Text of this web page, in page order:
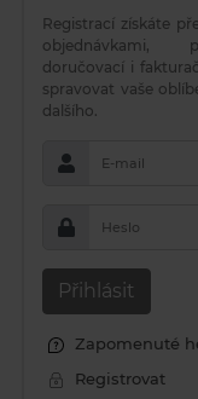
Registrací získáte
objednávkami,
doručovací i
spravovat vaše
dalšího.
E-mail
Heslo
Přihlásit
Zapomenuté
Registrovat